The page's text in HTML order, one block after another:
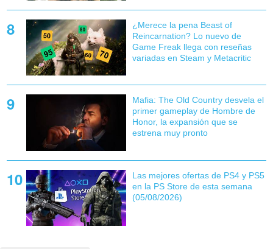
¿Merece la pena Beast of
Reincarnation? Lo nuevo de
Game Freak llega con reseñas
variadas en Steam y Metacritic
Mafia: The Old Country desvela el
primer gameplay de Hombre de
Honor, la expansión que se
estrena muy pronto
Las mejores ofertas de PS4 y PS5
en la PS Store de esta semana
(05/08/2026)